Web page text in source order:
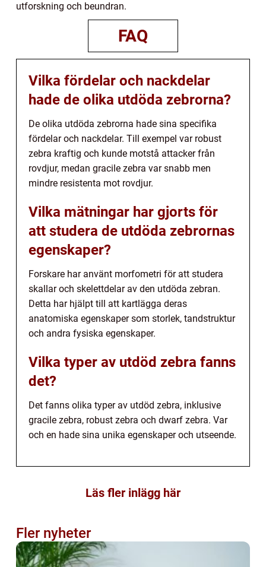
utforskning och beundran.
FAQ
Vilka fördelar och nackdelar
hade de olika utdöda zebrorna?
De olika utdöda zebrorna hade sina specifika
fördelar och nackdelar. Till exempel var robust
zebra kraftig och kunde motstå attacker från
rovdjur, medan gracile zebra var snabb men
mindre resistenta mot rovdjur.
Vilka mätningar har gjorts för
att studera de utdöda zebrornas
egenskaper?
Forskare har använt morfometri för att studera
skallar och skelettdelar av den utdöda zebran.
Detta har hjälpt till att kartlägga deras
anatomiska egenskaper som storlek, tandstruktur
och andra fysiska egenskaper.
Vilka typer av utdöd zebra fanns
det?
Det fanns olika typer av utdöd zebra, inklusive
gracile zebra, robust zebra och dwarf zebra. Var
och en hade sina unika egenskaper och utseende.
Läs fler inlägg här
Fler nyheter